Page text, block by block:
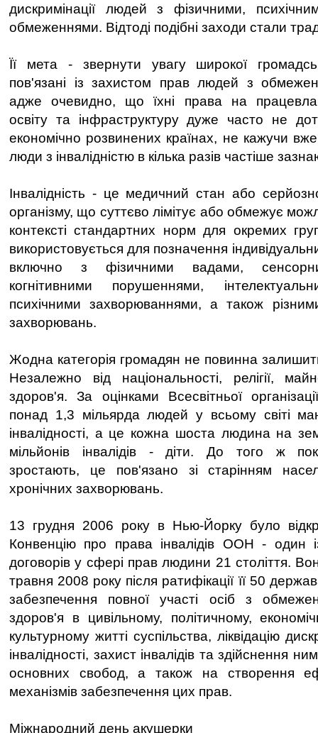
дискримінації людей з фізичними,
обмеженнями. Відтоді подібні заходи стали
Її мета - звернути увагу широкої
пов'язані із захистом прав людей з
адже очевидно, що їхні права на
освіту та інфраструктуру дуже часто не
економічно розвинених країнах, не кажучи
люди з інвалідністю в кілька разів частіше
Інвалідність - це медичний стан або
організму, що суттєво лімітує або обмежує
контексті стандартних норм для окремих
використовується для позначення
включно з фізичними вадами,
когнітивними порушеннями,
психічними захворюваннями, а також
захворювань.
Жодна категорія громадян не повинна
Незалежно від національності, релігії,
здоров'я. За оцінками Всесвітньої
понад 1,3 мільярда людей у всьому світі
інвалідності, а це кожна шоста людина на
мільйонів інвалідів - діти. До того ж
зростають, це пов'язано зі старінням
хронічних захворювань.
13 грудня 2006 року в Нью-Йорку було
Конвенцію про права інвалідів ООН - один
договорів у сфері прав людини 21 століття.
травня 2008 року після ратифікації її 50
забезпечення повної участі осіб з
здоров'я в цивільному, політичному,
культурному житті суспільства, ліквідацію
інвалідності, захист інвалідів та здійснення
основних свобод, а також на створення
механізмів забезпечення цих прав.
Міжнародний день акушерки